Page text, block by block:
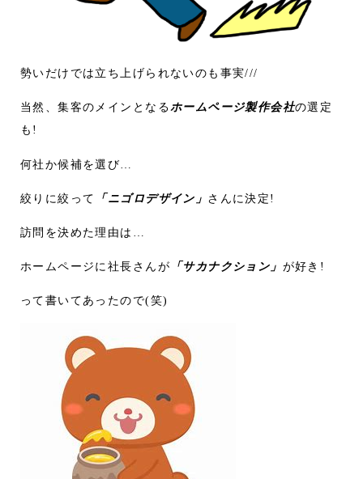
勢いだけでは立ち上げられないのも事実///
当然、集客のメインとなるホームページ製作会社の選定
も!
何社か候補を選び…
絞りに絞って 「ニゴロデザイン」 さんに決定!
訪問を決めた理由は…
ホームページに社長さんが 「サカナクション」 が好き!
って書いてあったので(笑)